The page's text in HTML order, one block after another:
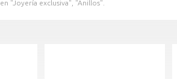
en "Joyería exclusiva", "Anillos".